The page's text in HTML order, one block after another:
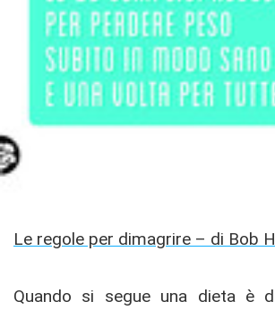
Le regole per dimagrire – di Bob
Quando si segue una dieta è